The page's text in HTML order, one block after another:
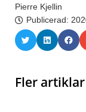
Pierre Kjellin
Publicerad:
Fler artiklar